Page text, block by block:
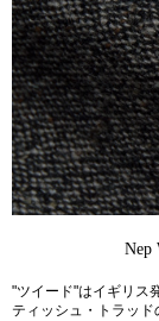
Nep
"ツイード"はイギリス
ティッシュ・トラッド